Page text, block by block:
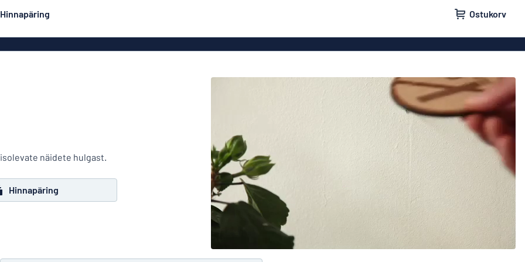
Hinnapäring Ostukorv
Graveeritud sildid
Rullplakatid
Uksesildid
Majasildid Postkastisildid
Ärisildid
näidete hulgast.
Hinnapäring